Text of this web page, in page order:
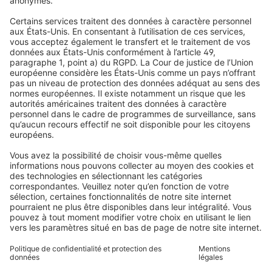
Stores enrouleurs
Stores vénitiens
Volets roulants
Moteurs pour volets roulants
Moustiquaires
Stores bannes
Maison connectée
Électronique et radio
Droit de rétractation
Newsletter
Délais de livraison et expédition
Modes de paiement
Conditions des bons d'achat
Consignes de sécurité
Enregistrements
Informations obligatoires pour les consommateurs
Qui sommes-nous
Pourquoi choisir Domondo ?
Ce que disent nos clients
Avis
Modes de paiement
Partenaires d'expédition
Politique de confidentialité et protection des données